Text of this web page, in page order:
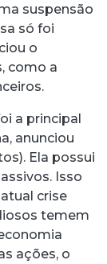
suspensão
só foi
o
como a
a principal
anunciou
Ela possui
Isso
crise
temem
ações, o